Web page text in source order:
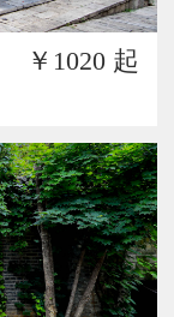
￥1020 起